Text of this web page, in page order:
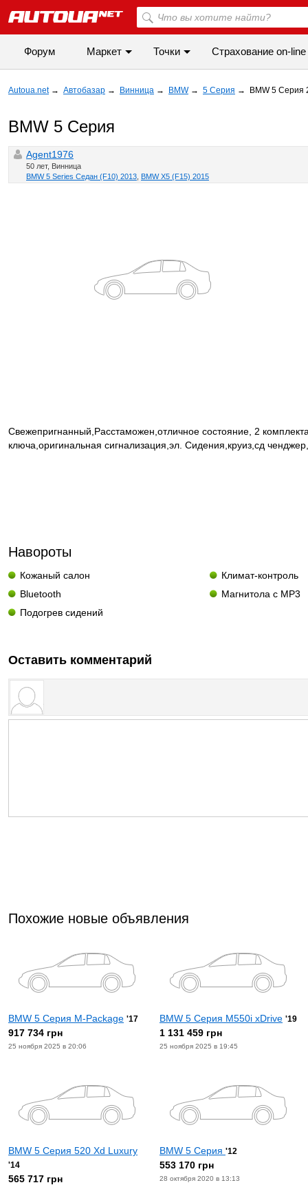
Форум Маркет Точки Cтрахование on-line
Autoua.net → Автобазар → Винница → BMW → 5 Серия → BMW 5 Серия
BMW 5 Серия
Agent1976
50 лет, Винница
BMW 5 Series Седан (F10) 2013 BMW X5 (F15) 2015
Свежепригнанный,Расстаможен,отличное состояние, 2
ключа,оригинальная сигнализация,эл. Сидения,круиз,сд
Навороты
Кожаный салон
Климат-контроль
Bluetooth
Магнитола с MP3
Подогрев сидений
Оставить комментарий
Похожие новые объявления
BMW 5 Серия M-Package '17
917 734 грн
25 ноября 2025 в 20:06
BMW 5 Серия M550i xDrive '19
1 131 459 грн
25 ноября 2025 в 19:45
BMW 5 Серия 520 Xd Luxury
'14
565 717 грн
BMW 5 Серия '12
553 170 грн
28 октября 2020 в 13:13